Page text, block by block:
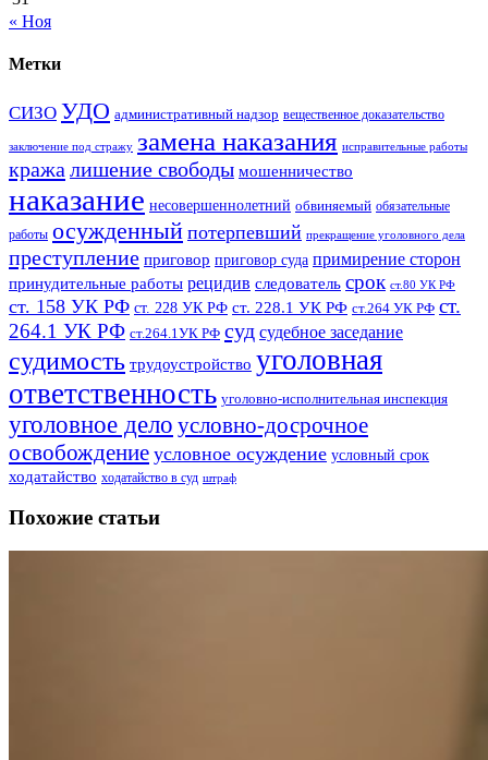
« Ноя
Метки
СИЗО УДО административный надзор вещественное доказательство
заключение под стражу замена наказания исправительные работы
кража лишение свободы мошенничество
наказание несовершеннолетний обвиняемый обязательные
работы осужденный потерпевший прекращение уголовного дела
преступление приговор приговор суда примирение сторон
принудительные работы рецидив следователь срок ст.80 УК РФ
ст. 158 УК РФ ст. 228 УК РФ ст. 228.1 УК РФ ст.264 УК РФ ст.
264.1 УК РФ ст.264.1УК РФ суд судебное заседание
судимость трудоустройство уголовная
ответственность уголовно-исполнительная инспекция
уголовное дело условно-досрочное
освобождение условное осуждение условный срок
ходатайство ходатайство в суд штраф
Похожие статьи